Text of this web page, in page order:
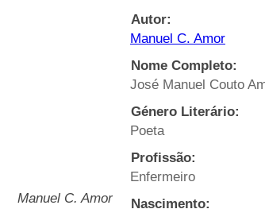
Manuel C. Amor
Autor:
Manuel C. Amor
Nome Completo:
José Manuel Couto
Género Literário:
Poeta
Profissão:
Enfermeiro
Nascimento: